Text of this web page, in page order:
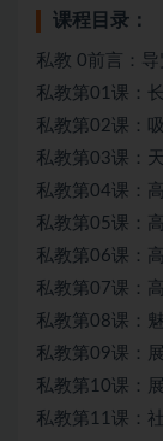
课程目录：
私教 0前言：
私教第01课：
私教第02课：
私教第03课：
私教第04课：
私教第05课：
私教第06课：
私教第07课：
私教第08课：
私教第09课：
私教第10课：
私教第11课：